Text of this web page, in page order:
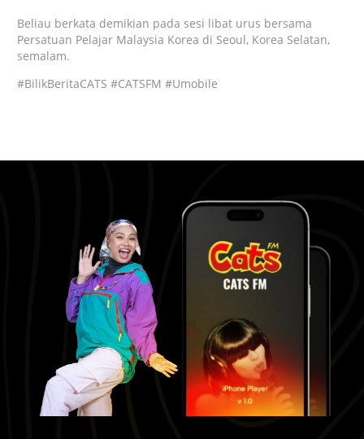
Beliau berkata demikian pada sesi libat urus bersama
Persatuan Pelajar Malaysia Korea di Seoul, Korea Selatan,
semalam.
#BilikBeritaCATS #CATSFM #Umobile